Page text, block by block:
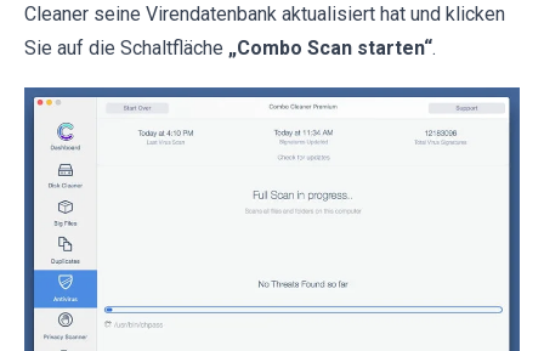
Cleaner seine Virendatenbank aktualisiert hat und klicken
Sie auf die Schaltfläche „Combo Scan starten“.